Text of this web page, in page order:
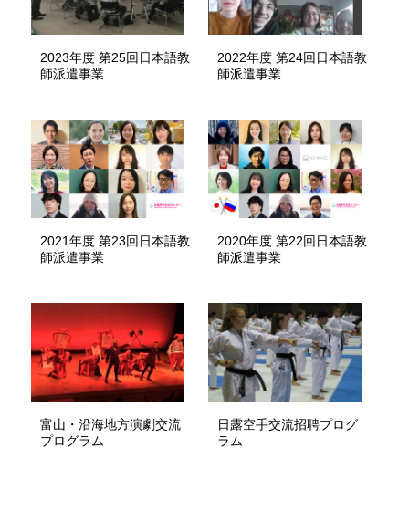
2023年度 第25回日本語教
師派遣事業
2022年度 第24回日本語教
師派遣事業
2021年度 第23回日本語教
師派遣事業
2020年度 第22回日本語教
師派遣事業
富山・沿海地方演劇交流
プログラム
日露空手交流招聘プログ
ラム